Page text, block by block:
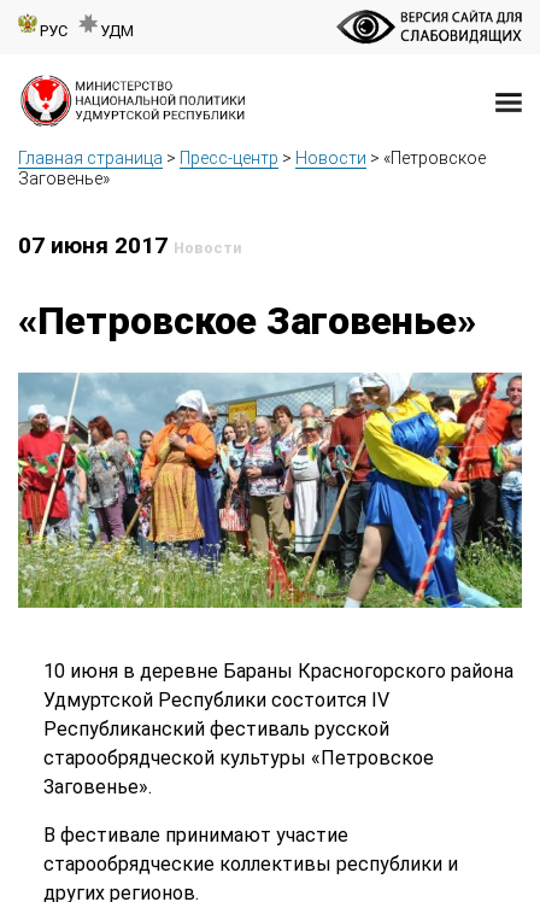
РУС УДМ
Главная страница > Пресс-центр > Новости > «Петровское
Заговенье»
07 июня 2017 Новости
«Петровское Заговенье»
10 июня в деревне Бараны Красногорского района
Удмуртской Республики состоится IV
Республиканский фестиваль русской
старообрядческой культуры «Петровское
Заговенье».
В фестивале принимают участие
старообрядческие коллективы республики и
других регионов.